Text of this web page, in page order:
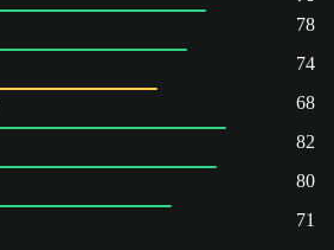
78
74
68
82
80
71